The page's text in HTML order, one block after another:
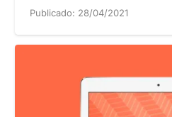
Publicado: 28/04/2021